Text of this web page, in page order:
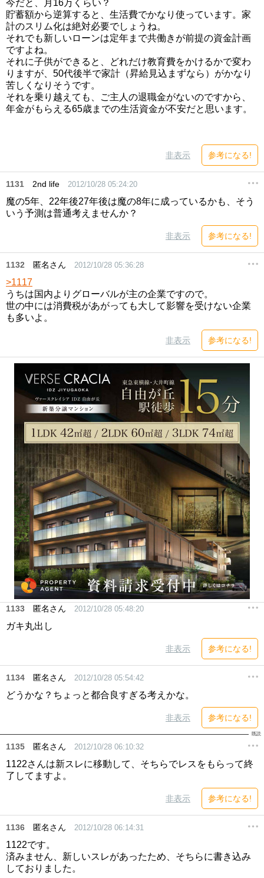
今だと、月16万くらい？
貯蓄額から逆算すると、生活費でかなり使っています。家
計のスリム化は絶対必要でしょうね。
それでも新しいローンは定年まで共働きが前提の資金計画
ですよね。
それに子供ができると、どれだけ教育費をかけるかで変わ
りますが、50代後半で家計（昇給見込まずなら）がかなり
苦しくなりそうです。
それを乗り越えても、ご主人の退職金がないのですから、
年金がもらえる65歳までの生活資金が不安だと思います。
非表示 参考になる!
1131 2nd life 2012/10/28 05:24:20
魔の5年、22年後27年後は魔の8年に成っているかも、そう
いう予測は普通考えませんか？
非表示 参考になる!
1132 匿名さん 2012/10/28 05:36:28
>1117
うちは国内よりグローバルが主の企業ですので。
世の中には消費税があがっても大して影響を受けない企業
も多いよ。
非表示 参考になる!
1133 匿名さん 2012/10/28 05:48:20
ガキ丸出し
非表示 参考になる!
1134 匿名さん 2012/10/28 05:54:42
どうかな？ちょっと都合良すぎる考えかな。
非表示 参考になる!
1135 匿名さん 2012/10/28 06:10:32
1122さんは新スレに移動して、そちらでレスをもらって終
了してますよ。
非表示 参考になる!
1136 匿名さん 2012/10/28 06:14:31
1122です。
済みません、新しいスレがあったため、そちらに書き込み
しておりました。